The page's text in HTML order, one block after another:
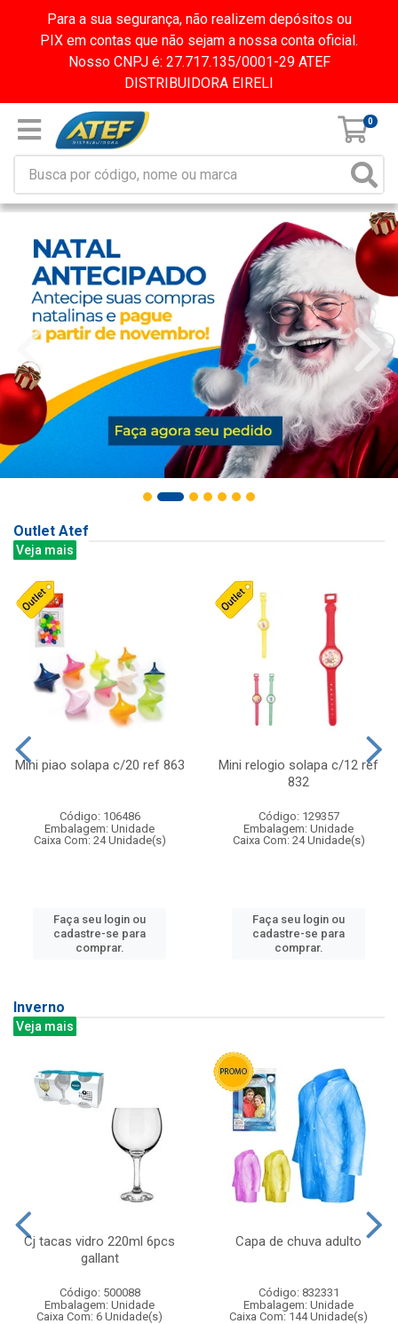
Para a sua segurança, não realizem depósitos ou
PIX em contas que não sejam a nossa conta oficial.
Nosso CNPJ é: 27.717.135/0001-29 ATEF
DISTRIBUIDORA EIRELI
0
Outlet Atef
Veja mais
Mini piao solapa c/20 ref 863
Código: 106486
Embalagem: Unidade
Caixa Com: 24 Unidade(s)
Faça seu login ou
cadastre-se para
comprar.
Mini relogio solapa c/12 ref
832
Código: 129357
Embalagem: Unidade
Caixa Com: 24 Unidade(s)
Faça seu login ou
cadastre-se para
comprar.
Inverno
Veja mais
Cj tacas vidro 220ml 6pcs
gallant
Código: 500088
Embalagem: Unidade
Caixa Com: 6 Unidade(s)
Capa de chuva adulto
Código: 832331
Embalagem: Unidade
Caixa Com: 144 Unidade(s)